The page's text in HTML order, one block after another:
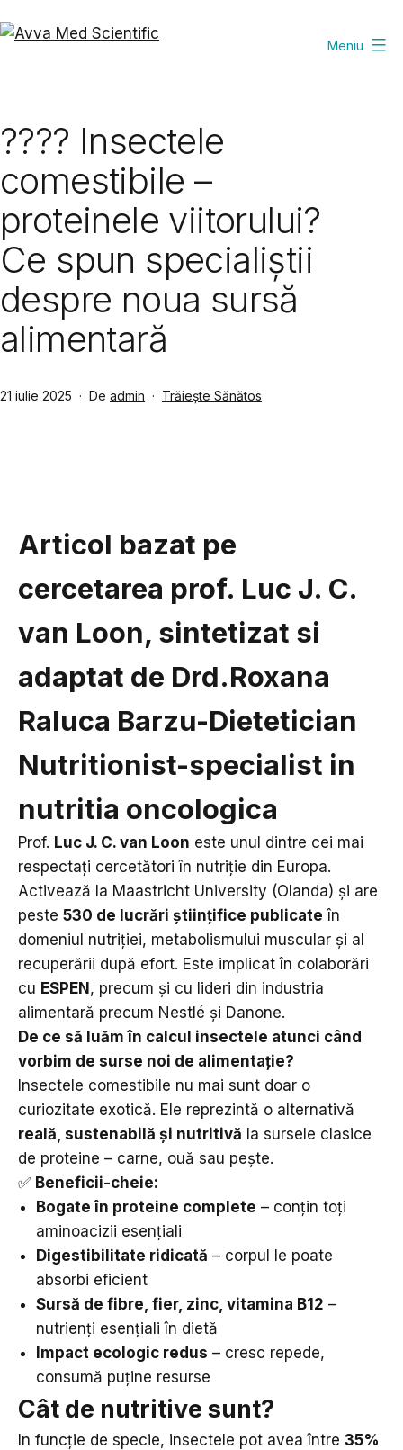
la
Meniu
???? Insectele
comestibile –
proteinele viitorului?
Ce spun specialiștii
despre noua sursă
alimentară
Publicat
21 iulie 2025 De admin
Din
Trăiește Sănătos
Articol bazat pe
cercetarea prof. Luc J. C.
van Loon, sintetizat si
adaptat de Drd.Roxana
Raluca Barzu-Dietetician
Nutritionist-specialist in
nutritia oncologica
Prof. Luc J. C. van Loon este unul dintre cei mai
respectați cercetători în nutriție din Europa.
Activează la Maastricht University (Olanda) și are
peste 530 de lucrări științifice publicate în
domeniul nutriției, metabolismului muscular și al
recuperării după efort. Este implicat în colaborări
cu ESPEN , precum și cu lideri din industria
alimentară precum Nestlé și Danone.
De ce să luăm în calcul insectele atunci când
vorbim de surse noi de alimentație?
Insectele comestibile nu mai sunt doar o
curiozitate exotică. Ele reprezintă o alternativă
reală, sustenabilă și nutritivă la sursele clasice
de proteine – carne, ouă sau pește.
✅ Beneficii-cheie:
Bogate în proteine complete – conțin toți
aminoacizii esențiali
Digestibilitate ridicată – corpul le poate
absorbi eficient
Sursă de fibre, fier, zinc, vitamina B12 –
nutrienți esențiali în dietă
Impact ecologic redus – cresc repede,
consumă puține resurse
Cât de nutritive sunt?
In funcție de specie, insectele pot avea între 35%